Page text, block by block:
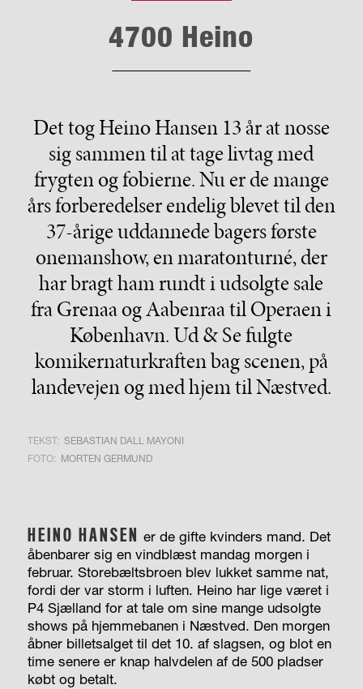
4700 Heino
Det tog Heino Hansen 13 år at nosse
sig sammen til at tage livtag med
frygten og fobierne. Nu er de mange
års forberedelser endelig blevet til den
37-årige uddannede bagers første
onemanshow, en maratonturné, der
har bragt ham rundt i udsolgte sale
fra Grenaa og Aabenraa til Operaen i
København. Ud & Se fulgte
komikernaturkraften bag scenen, på
landevejen og med hjem til Næstved.
TEKST: SEBASTIAN DALL MAYONI
FOTO: MORTEN GERMUND
HEINO HANSEN er de gifte kvinders mand. Det
åbenbarer sig en vindblæst mandag morgen i
februar. Storebæltsbroen blev lukket samme nat,
fordi der var storm i luften. Heino har lige været i
P4 Sjælland for at tale om sine mange udsolgte
shows på hjemmebanen i Næstved. Den morgen
åbner billetsalget til det 10. af slagsen, og blot en
time senere er knap halvdelen af de 500 pladser
købt og betalt.